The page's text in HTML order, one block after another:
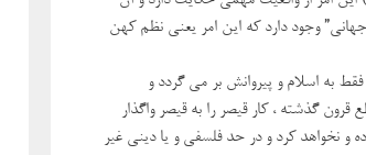
وجود دارد که این امر یعنی نظم کهن
به اسلام و پیروانش بر می گردد و
گذشته ، کار قیصر را به قیصر واگذار
و نخواهد کرد و در حد فلسفی و یا دینی غیر